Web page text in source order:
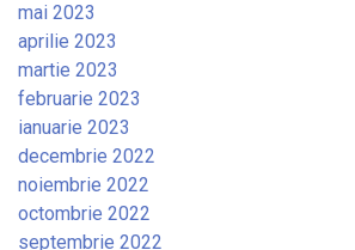
mai 2023
aprilie 2023
martie 2023
februarie 2023
ianuarie 2023
decembrie 2022
noiembrie 2022
octombrie 2022
septembrie 2022